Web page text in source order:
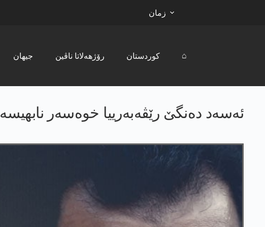
زمان
جیھان رۆژھەلاتا ناڤین کوردستان ⌂
ئه‌سه‌د ده‌نگێ رێڤه‌به‌رییا خوه‌سه‌ر نابهیسه‌